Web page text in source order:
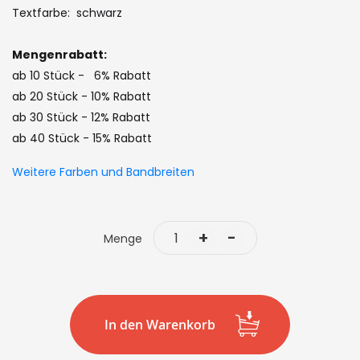
gallery
Textfarbe: schwarz
Mengenrabatt:
ab 10 Stück - 6% Rabatt
ab 20 Stück - 10% Rabatt
ab 30 Stück - 12% Rabatt
ab 40 Stück - 15% Rabatt
Weitere Farben und Bandbreiten
Menge -
+
In den Warenkorb